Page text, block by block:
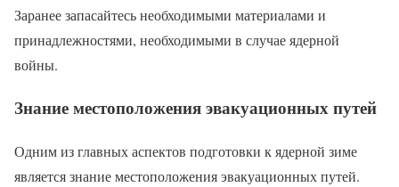
Заранее запасайтесь необходимыми материалами и
принадлежностями, необходимыми в случае ядерной
войны.
Знание местоположения эвакуационных путей
Одним из главных аспектов подготовки к ядерной зиме
является знание местоположения эвакуационных путей.